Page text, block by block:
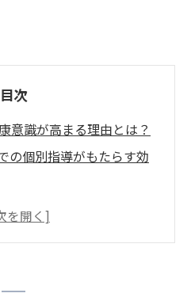
目次
意識が高まる理由とは？
の個別指導がもたらす効
の密なコミュニケーショ
影響